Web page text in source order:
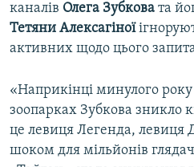
каналів Олега Зубкова та
Тетяни Алексагіної
активних щодо цього
«Наприкінці минулого року
зоопарках Зубкова зникло
це левиця Легенда, левиця
шоком для мільйонів